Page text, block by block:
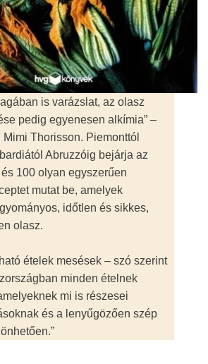
is varázslat, az olasz
pedig egyenesen alkímia” –
Thorisson. Piemonttól
Abruzzóig bejárja az
100 olyan egyszerűen
mutat be, amelyek
időtlen és sikkes,
olasz.
ételek mesések – szó szerint
minden ételnek
mi is részesei
és a lenyűgözően szép